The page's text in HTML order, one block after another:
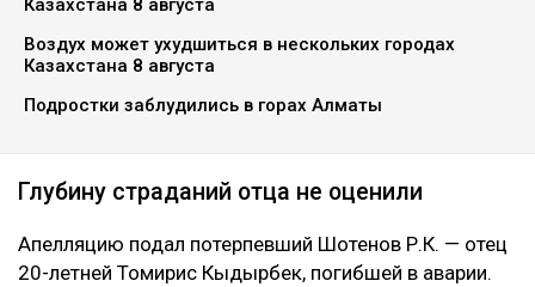
Казахстана 8 августа
Воздух может ухудшиться в нескольких городах
Казахстана 8 августа
Подростки заблудились в горах Алматы
Глубину страданий отца не оценили
Апелляцию подал потерпевший Шотенов Р.К. — отец
20-летней Томирис Кыдырбек, погибшей в аварии.